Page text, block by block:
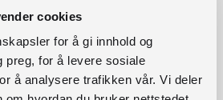
cookies
for å gi innhold og
preg, for å levere sosiale
å analysere trafikken vår. Vi deler
inviterer
i bibliotek til to dager
26. september er det nye
ungdom som presenteres.